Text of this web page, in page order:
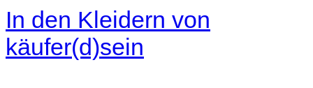
In den Kleidern von
käufer(d)sein